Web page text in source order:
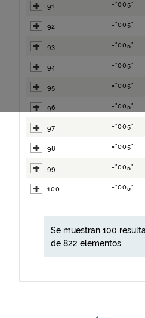
91 ="005"
92 ="005"
93 ="005"
94 ="005"
95 ="005"
96 ="005"
97 ="005"
98 ="005"
99 ="005"
100 ="005"
Se muestran 100
de 822 elementos.